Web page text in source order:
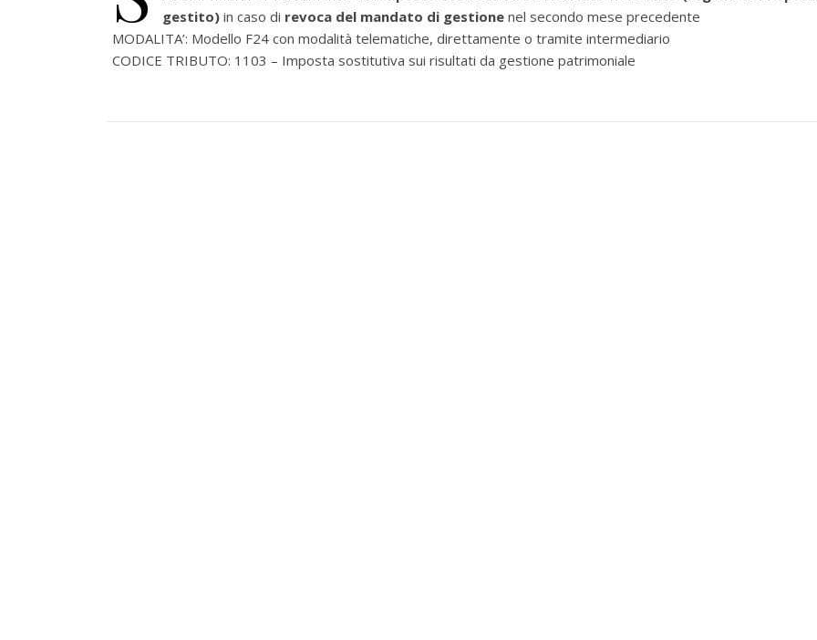
gestito) in caso di revoca del mandato di gestione nel secondo mese precedente
MODALITA’: Modello F24 con modalità telematiche, direttamente o tramite intermediario
CODICE TRIBUTO: 1103 – Imposta sostitutiva sui risultati da gestione patrimoniale